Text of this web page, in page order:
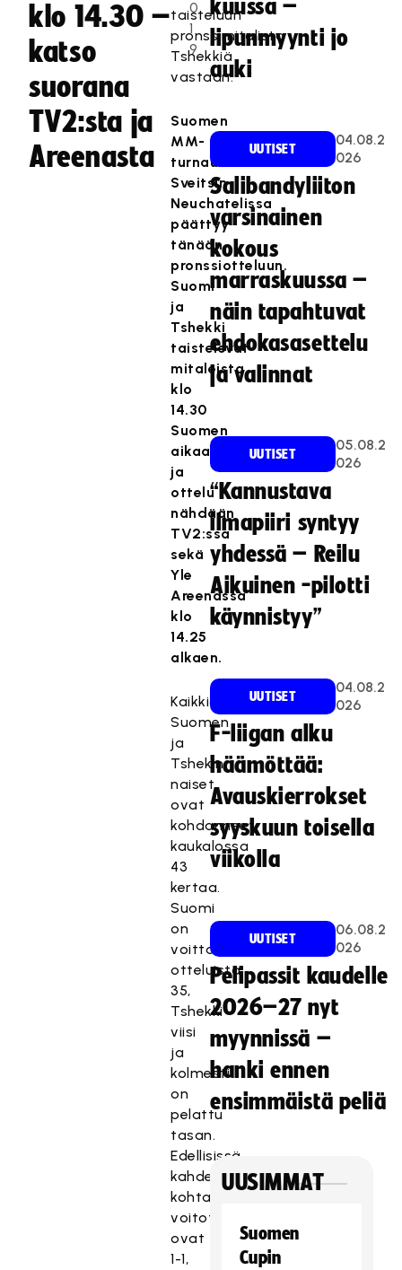
klo 14.30 –
katso
suorana
TV2:sta ja
Areenasta
0
1
9
taisteluun
pronssimitalista
Tshekkiä
vastaan.
Suomen
MM-
turnaus
Sveitsin
Neuchatelissa
päättyy
tänään
pronssiotteluun.
Suomi
ja
Tshekki
taistelevat
mitaleista
klo
14.30
Suomen
aikaa,
ja
ottelu
nähdään
TV2:ssa
sekä
Yle
Areenassa
klo
14.25
alkaen.
Kaikkiaan
Suomen
ja
Tshekin
naiset
ovat
kohdanneet
kaukalossa
43
kertaa.
Suomi
on
voittanut
otteluista
35,
Tshekki
viisi
ja
kolmesti
on
pelattu
tasan.
Edellisissä
kahdessa
kohtaamisessa
voitot
ovat
1-1,
kuussa –
lipunmyynti jo
auki
UUTISET
04.08.2
026
Salibandyliiton
varsinainen
kokous
marraskuussa –
näin tapahtuvat
ehdokasasettelu
ja valinnat
UUTISET
05.08.2
026
“Kannustava
ilmapiiri syntyy
yhdessä – Reilu
Aikuinen -pilotti
käynnistyy”
UUTISET
04.08.2
026
F-liigan alku
häämöttää:
Avauskierrokset
syyskuun toisella
viikolla
UUTISET
06.08.2
026
Pelipassit kaudelle
2026–27 nyt
myynnissä –
hanki ennen
ensimmäistä peliä
UUSIMMAT
Suomen
Cupin